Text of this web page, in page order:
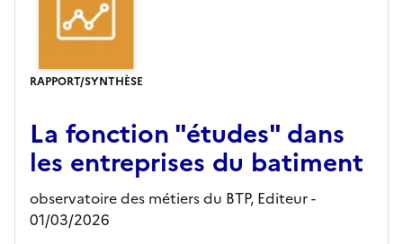
RAPPORT/SYNTHÈSE
La fonction "études" dans
les entreprises du batiment
observatoire des métiers du BTP, Editeur-
01/03/2026